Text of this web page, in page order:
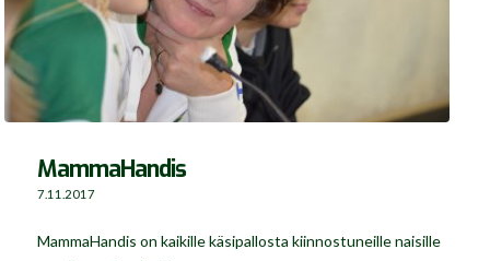
MammaHandis
7.11.2017
MammaHandis on kaikille käsipallosta kiinnostuneille naisille